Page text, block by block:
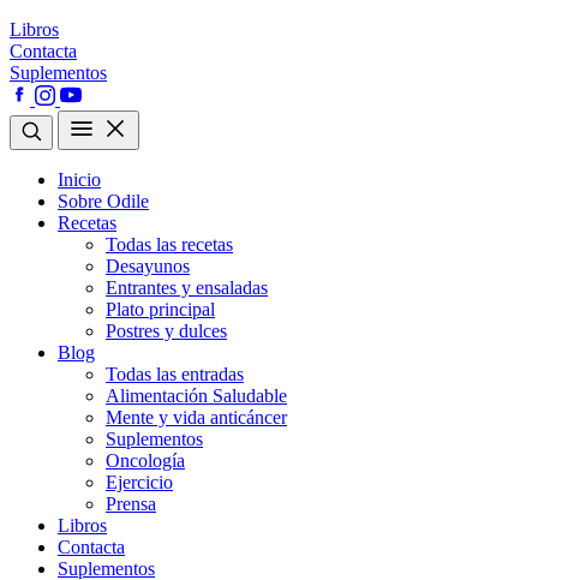
Libros
Contacta
Suplementos
Inicio
Sobre Odile
Recetas
Todas las recetas
Desayunos
Entrantes y ensaladas
Plato principal
Postres y dulces
Blog
Todas las entradas
Alimentación Saludable
Mente y vida anticáncer
Suplementos
Oncología
Ejercicio
Prensa
Libros
Contacta
Suplementos